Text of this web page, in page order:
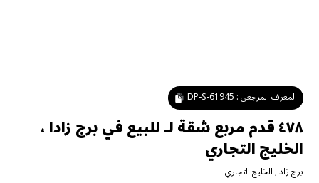
المعرف المرجعي : DP-S-61945
٤٧٨ قدم مربع شقة لـ للبيع في برج زادا ،
الخليج التجاري
برج زادا,الخليج التجاري-